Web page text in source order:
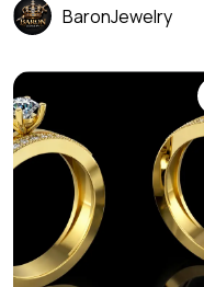
BaronJewelry